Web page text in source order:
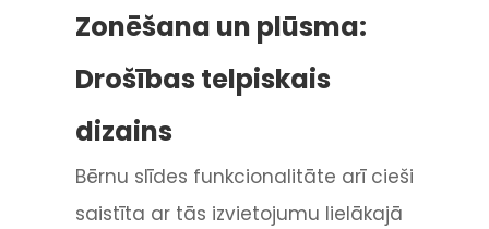
Zonēšana un plūsma:
Drošības telpiskais
dizains
Bērnu slīdes funkcionalitāte arī cieši
saistīta ar tās izvietojumu lielākajā